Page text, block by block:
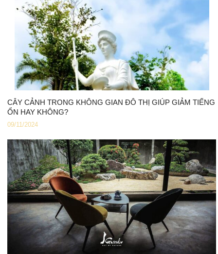
CÂY CẢNH TRONG KHÔNG GIAN ĐÔ THỊ GIÚP GIẢM TIẾNG
ỔN HAY KHÔNG?
09/11/2024